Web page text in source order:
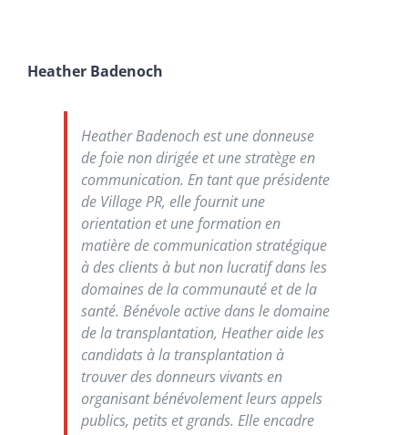
Heather Badenoch
Heather Badenoch est une donneuse
de foie non dirigée et une stratège en
communication. En tant que présidente
de Village PR, elle fournit une
orientation et une formation en
matière de communication stratégique
à des clients à but non lucratif dans les
domaines de la communauté et de la
santé. Bénévole active dans le domaine
de la transplantation, Heather aide les
candidats à la transplantation à
trouver des donneurs vivants en
organisant bénévolement leurs appels
publics, petits et grands. Elle encadre